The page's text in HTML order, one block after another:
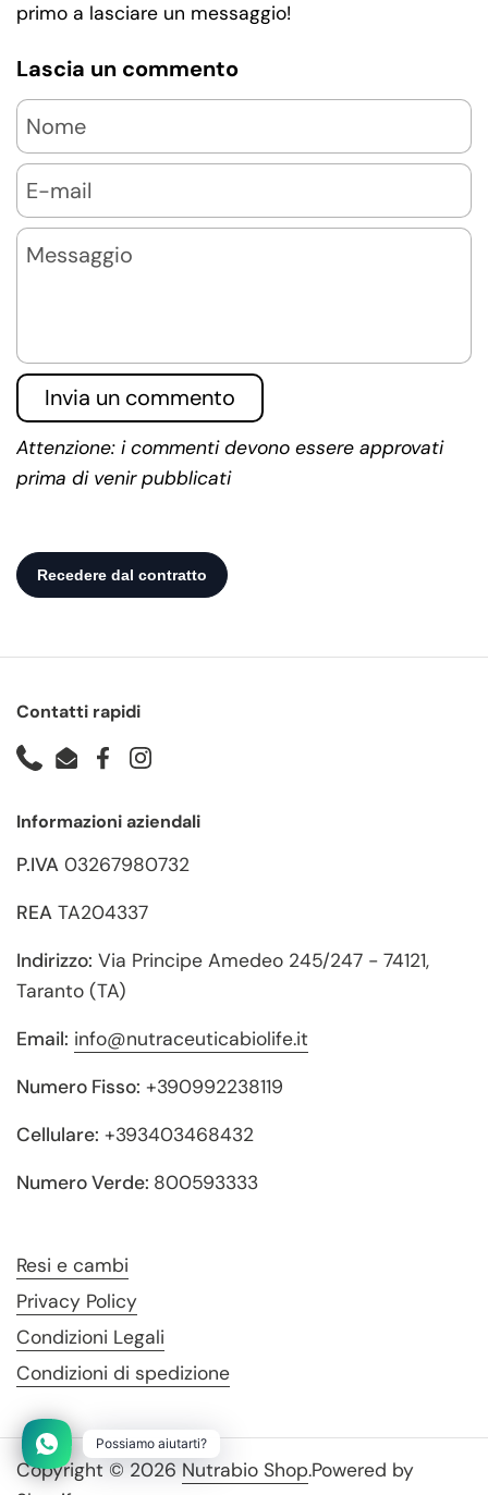
primo a lasciare un messaggio!
Lascia un commento
Nome
E-mail
Messaggio
Invia un commento
Attenzione: i commenti devono essere approvati
prima di venir pubblicati
Contatti rapidi
PhoneEmailFacebookInstagram
Informazioni aziendali
P.IVA 03267980732
REA TA204337
Indirizzo: Via Principe Amedeo 245/247 - 74121,
Taranto (TA)
Email: info@nutraceuticabiolife.it
Numero Fisso: +390992238119
Cellulare: +393403468432
Numero Verde: 800593333
Resi e cambi
Privacy Policy
Condizioni Legali
Condizioni di spedizione
Copyright © 2026 Nutrabio Shop.Powered by
Possiamo aiutarti?